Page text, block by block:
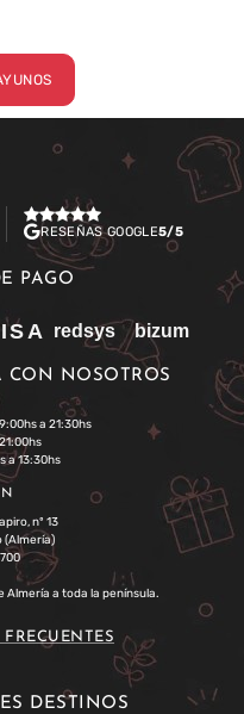
RESEÑAS GOOGLE5/5
PAGO
CON NOSOTROS
9:00hs a 21:30hs
a 13:30hs
nº 13
(Almería)
Almería a toda la península.
FRECUENTES
DESTINOS